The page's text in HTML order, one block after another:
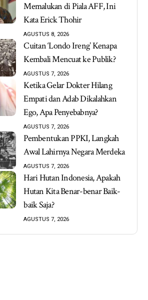
Memalukan di Piala AFF, Ini
Kata Erick Thohir
AGUSTUS 8, 2026
Cuitan ‘Londo Ireng’ Kenapa
Kembali Mencuat ke Publik?
AGUSTUS 7, 2026
Ketika Gelar Dokter Hilang
Empati dan Adab Dikalahkan
Ego, Apa Penyebabnya?
AGUSTUS 7, 2026
Pembentukan PPKI, Langkah
Awal Lahirnya Negara Merdeka
AGUSTUS 7, 2026
Hari Hutan Indonesia, Apakah
Hutan Kita Benar-benar Baik-
baik Saja?
AGUSTUS 7, 2026